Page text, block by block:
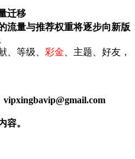
迁移
流量与推荐权重将逐步向新版
等级、 彩金 、主题、好友，
vipxingbavip@gmail.com
容。